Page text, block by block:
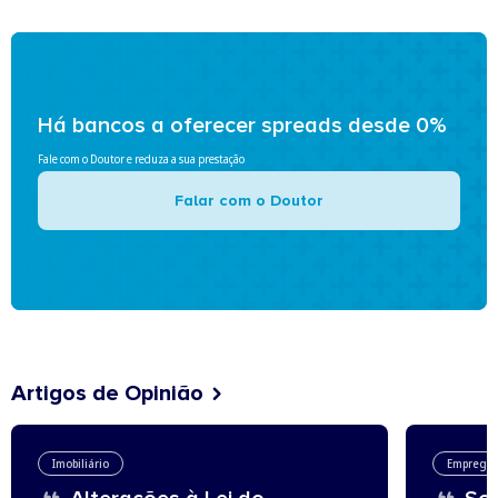
Há bancos a oferecer spreads desde 0%
Fale com o Doutor e reduza a sua prestação
Falar com o Doutor
Artigos de Opinião
Imobiliário Emprego